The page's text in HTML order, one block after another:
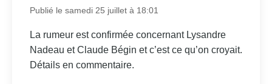
Publié le samedi 25 juillet à 18:01
La rumeur est confirmée concernant Lysandre
Nadeau et Claude Bégin et c’est ce qu’on croyait.
Détails en commentaire.